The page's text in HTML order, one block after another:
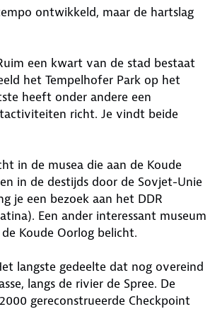
ontwikkeld, maar de hartslag
een kwart van de stad bestaat
het Tempelhofer Park op het
heeft onder andere een
richt. Je vindt beide
in de musea die aan de Koude
in de destijds door de Sovjet-Unie
je een bezoek aan het DDR
Een ander interessant museum
Koude Oorlog belicht.
langste gedeelte dat nog overeind
langs de rivier de Spree. De
gereconstrueerde Checkpoint